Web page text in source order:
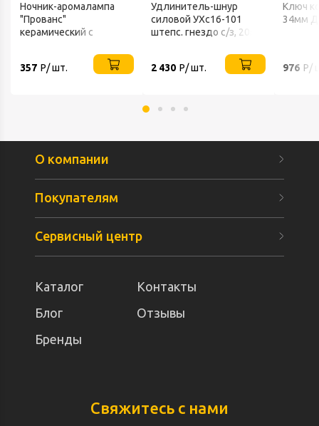
Ночник-аромалампа
"Прованс"
керамический с
357 Р/ шт.
Удлинитель-шнур
силовой УХс16-101
штепс. гнездо с/з, 20м
Электроконтакт
2 430 Р/ шт.
Ключ
34мм
976 Р/
О компании
Покупателям
Сервисный центр
Каталог
Контакты
Блог
Отзывы
Бренды
Свяжитесь с нами